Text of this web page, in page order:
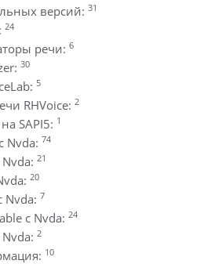
версий: 31
24
речи: 6
30
5
RHVoice: 2
SAPI5: 1
Nvda: 74
21
20
Nvda: 7
с Nvda: 24
2
10